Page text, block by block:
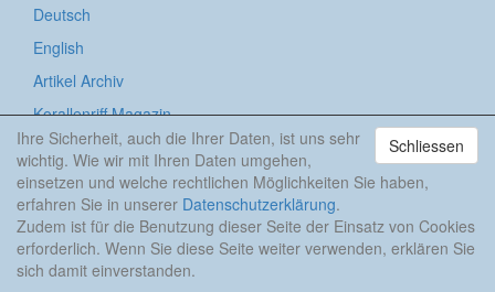
Deutsch
English
Artikel Archiv
Korallenriff Magazin
Videos
Angebote im Fachhandel
Händlerübersicht
Herstellerübersicht
Wissenswertes für Einsteiger
Schliessen
Ihre Sicherheit, auch die Ihrer Daten, ist uns sehr
wichtig. Wie wir mit Ihren Daten umgehen,
einsetzen und welche rechtlichen Möglichkeiten Sie haben,
erfahren Sie in unserer Datenschutzerklärung.
Zudem ist für die Benutzung dieser Seite der Einsatz von Cookies
erforderlich. Wenn Sie diese Seite weiter verwenden, erklären Sie
sich damit einverstanden.